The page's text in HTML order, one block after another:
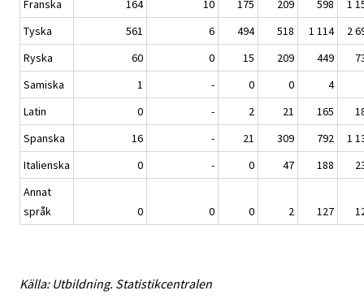
Franska
164 10 175 209 598
1
Tyska
561 6 494 518 1 114
2
Ryska
60 0 15 209 449
Samiska
1 - 0 0
4
Latin
0 - 2 21 165
Spanska
16 - 21 309 792
1
Italienska
0 - 0 47 188
Annat
språk
0 0 0 2 127
Källa: Utbildning. Statistikcentralen